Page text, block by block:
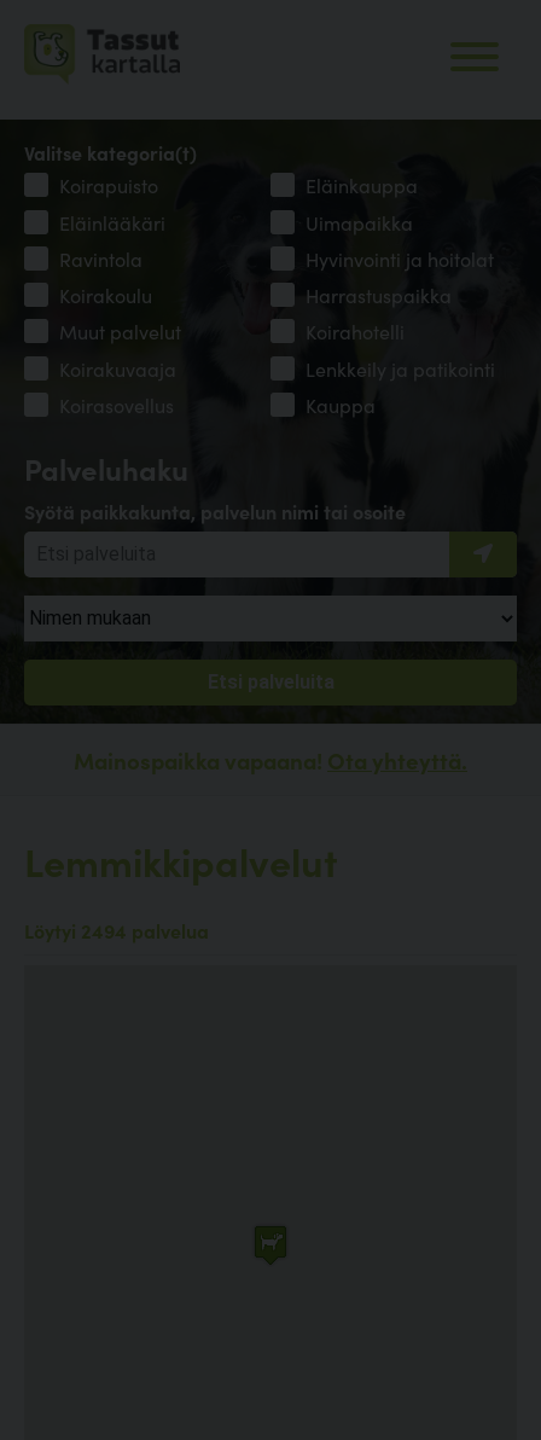
Palveluhaku
Syötä paikkakunta, palvelun nimi tai osoite
Valitse kategoria(t)
Koirapuisto
Eläinkauppa
Eläinlääkäri
Uimapaikka
Ravintola
Hyvinvointi ja hoitolat
Koirakoulu
Harrastuspaikka
Muut palvelut
Koirahotelli
Koirakuvaaja
Lenkkeily ja patikointi
Koirasovellus
Kauppa
Mainospaikka vapaana! Ota yhteyttä.
Lemmikkipalvelut
Löytyi 2494 palvelua